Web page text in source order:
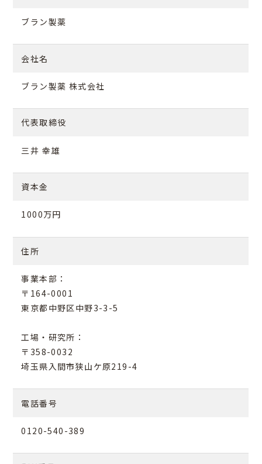
ブラン製薬
会社名
ブラン製薬 株式会社
代表取締役
三井 幸雄
資本金
1000万円
住所
事業本部：
〒164-0001
東京都中野区中野3-3-5
工場・研究所：
〒358-0032
埼玉県入間市狭山ケ原219-4
電話番号
0120-540-389